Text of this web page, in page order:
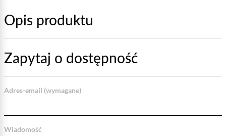
Opis produktu
Zapytaj o dostępność
Adres-email (wymagane)
Wiadomość